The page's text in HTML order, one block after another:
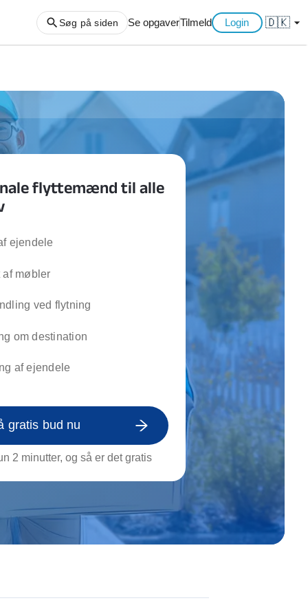
af haveaffald
af storskrald
af køkken
af genstande
Søg på siden Se opgaverTilmeld Login 🇩🇰 arrow_drop_down
flyttemænd til alle
ejendele
af møbler
ved flytning
om destination
af ejendele
gratis bud nu
2 minutter, og så er det gratis